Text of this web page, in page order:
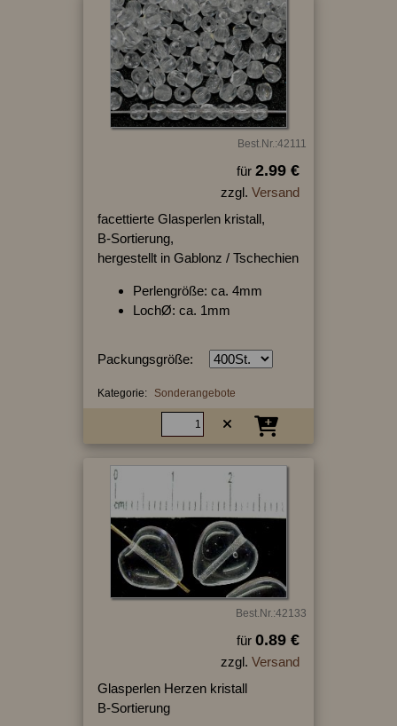
Best.Nr.:42111
für 2.99 €
zzgl. Versand
facettierte Glasperlen kristall,
B-Sortierung,
hergestellt in Gablonz / Tschechien
Perlengröße: ca. 4mm
LochØ: ca. 1mm
Packungsgröße:
Kategorie: Sonderangebote
Best.Nr.:42133
für 0.89 €
zzgl. Versand
Glasperlen Herzen kristall
B-Sortierung